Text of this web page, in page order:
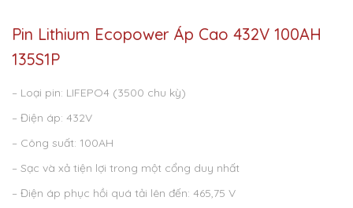
Pin Lithium Ecopower Áp Cao 432V 100AH
135S1P
– Loại pin: LIFEPO4 (3500 chu kỳ)
– Điện áp: 432V
– Công suất: 100AH
– Sạc và xả tiện lợi trong một cổng duy nhất
– Điện áp phục hồi quá tải lên đến: 465,75 V